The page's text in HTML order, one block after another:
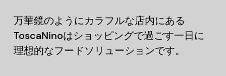
万華鏡のようにカラフルな店内にある
ToscaNinoはショッピングで過ごす一日に
理想的なフードソリューションです。